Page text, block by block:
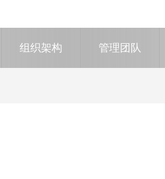
组织架构 管理团队